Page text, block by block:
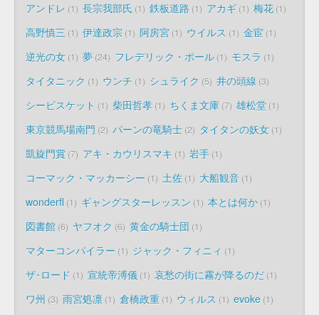
アンドレ 1 長宗我部氏 1 鉄板道路 1 アカギ 1 梅花 1
高野慎三 1 伊達政宗 1 阿房宮 1 ウイルス 1 金宦 1
逆光の女 1 夢 24 フレデリック・ポール 1 モスラ 1
タイタニック 1 ウンチ 1 シュライク 5 井の頭線 3
シービスケット 1 柴田哲孝 1 ちくま文庫 7 雄松堂 1
東京競馬場南門 2 パーンの竜騎士 2 タイタンの妖女 1
凱旋門賞 7 アキ・カウリスマキ 1 岩手 1
コーマック・マッカーシー 1 土佐 1 大船観音 1
wonderfl 1 ギャングスターレッスン 1 本とは何か 1
図書館 6 ヤフオク 6 黄金の騎士団 1
マターコンパイラー 1 ジャック・フィニィ 1
ザ･ロード 1 宣統帝溥儀 1 哀愁の街に霧が降るのだ 1
ワ州 3 雨宮処凛 1 倉橋政重 1 ウィルス 1 evoke 1